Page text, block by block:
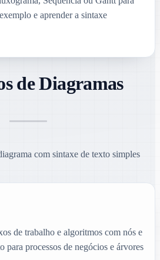
e aprender a sintaxe
de Diagramas
com sintaxe de texto simples
de trabalho e algoritmos com nós e
para processos de negócios e árvores